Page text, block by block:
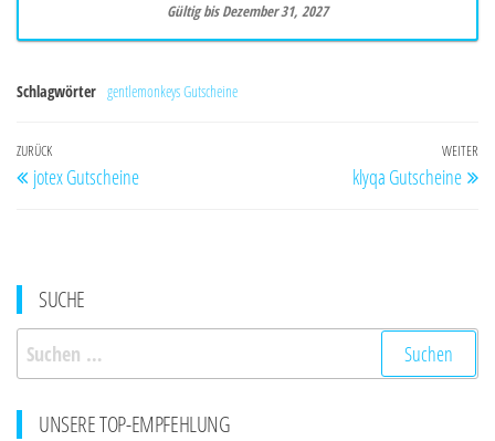
Gültig bis Dezember 31, 2027
Schlagwörter gentlemonkeys Gutscheine
Beitragsnavigation
Vorheriger
Beitrag
ZURÜCK
jotex Gutscheine
WEITER
klyqa Gutscheine
SUCHE
Suchen
nach:
UNSERE TOP-EMPFEHLUNG